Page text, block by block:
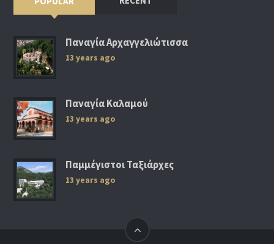
Παναγία Αρχαγγελιώτισσα
13 years ago
Παναγία Καλαμού
13 years ago
Παμμέγιστοι Ταξιάρχες
13 years ago